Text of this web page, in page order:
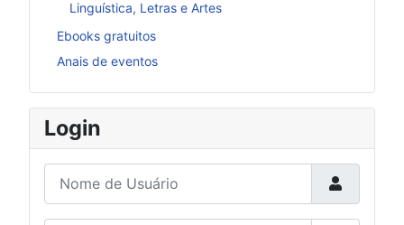
Linguística, Letras e Artes
Ebooks gratuitos
Anais de eventos
Login
Nome de Usuário